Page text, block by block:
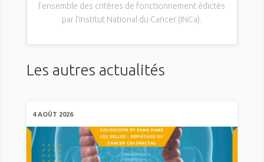
l’ensemble des critères de fonctionnement édictés
par l’Institut National du Cancer (INCa).
Les autres actualités
4 AOÛT 2026